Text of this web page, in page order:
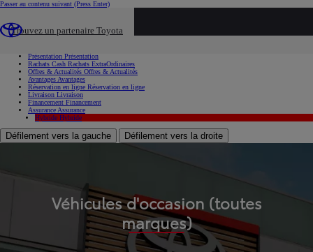
Passer au contenu suivant (Press Enter)
Trouvez un partenaire Toyota
Présentation Présentation
Rachats Cash Rachats ExtraOrdinaires
Offres & Actualités Offres & Actualités
Avantages Avantages
Réservation en ligne Réservation en ligne
Livraison Livraison
Financement Financement
Assurance Assurance
Hybride Hybride
Défilement vers la gauche Défilement vers la droite
Véhicules d'occasion (toutes
marques)